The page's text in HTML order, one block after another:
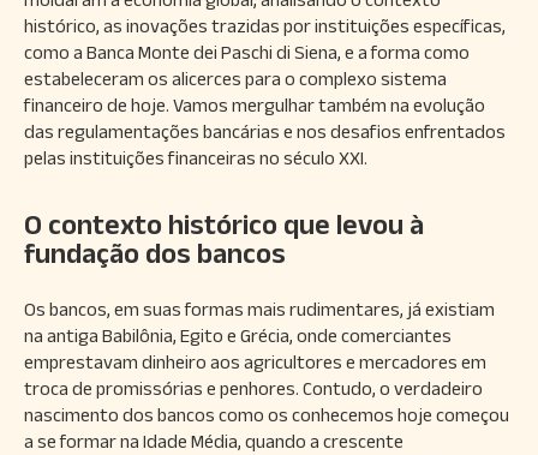
histórico, as inovações trazidas por instituições específicas,
como a Banca Monte dei Paschi di Siena, e a forma como
estabeleceram os alicerces para o complexo sistema
financeiro de hoje. Vamos mergulhar também na evolução
das regulamentações bancárias e nos desafios enfrentados
pelas instituições financeiras no século XXI.
O contexto histórico que levou à
fundação dos bancos
Os bancos, em suas formas mais rudimentares, já existiam
na antiga Babilônia, Egito e Grécia, onde comerciantes
emprestavam dinheiro aos agricultores e mercadores em
troca de promissórias e penhores. Contudo, o verdadeiro
nascimento dos bancos como os conhecemos hoje começou
a se formar na Idade Média, quando a crescente